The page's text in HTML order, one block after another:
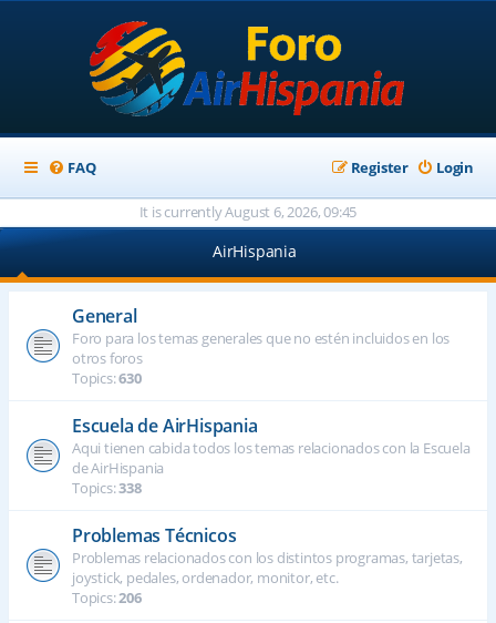
FAQ Login
Register
It is currently August 6, 2026, 09:45
AirHispania
General
Foro para los temas generales que no estén incluidos en los
otros foros
Topics:630
Escuela de AirHispania
Aqui tienen cabida todos los temas relacionados con la Escuela
de AirHispania
Topics:338
Problemas Técnicos
Problemas relacionados con los distintos programas, tarjetas,
joystick, pedales, ordenador, monitor, etc.
Topics:206